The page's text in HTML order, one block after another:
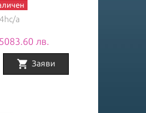
a
лв.
shopping_cart Заяви